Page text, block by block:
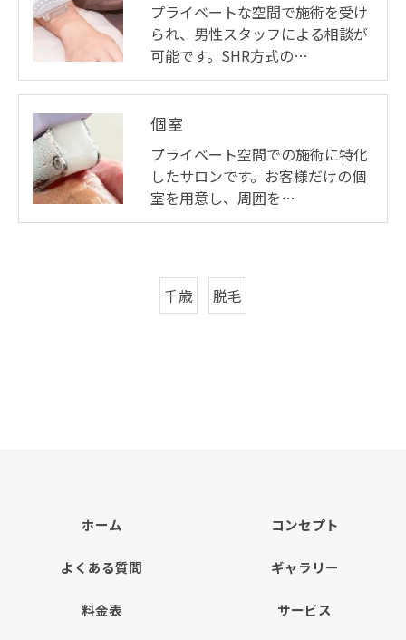
プライベートな空間で施術を受け
られ、男性スタッフによる相談が
可能です。SHR方式の…
個室
プライベート空間での施術に特化
したサロンです。お客様だけの個
室を用意し、周囲を…
千歳 脱毛
ホーム コンセプト
よくある質問 ギャラリー
料金表 サービス